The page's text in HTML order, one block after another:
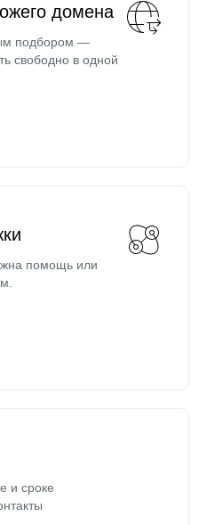
домена
подбором —
свободно в одной
помощь или
и сроке